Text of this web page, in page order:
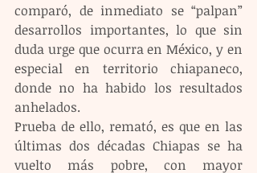
comparó, de inmediato se “palpan”
desarrollos importantes, lo que sin
duda urge que ocurra en México, y en
especial en territorio chiapaneco,
donde no ha habido los resultados
anhelados.
Prueba de ello, remató, es que en las
últimas dos décadas Chiapas se ha
vuelto más pobre, con mayor